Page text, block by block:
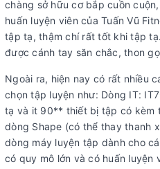
chàng sở hữu cơ bắp cuồn
huấn luyện viên của Tuấn Vũ
tập tạ, thậm chí rất tốt khi tập
được cánh tay săn chắc, thon
Ngoài ra, hiện nay có rất nhiều
chọn tập luyện như: Dòng IT:
tạ và it 90** thiết bị tập có kèm
dòng Shape (có thể thay thanh
dòng máy luyện tập dành cho
có quy mô lớn và có huấn luyện